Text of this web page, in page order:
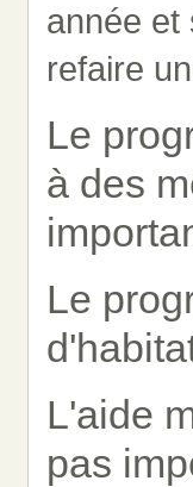
année et
refaire
Le
à des
Le
L'aide
pas